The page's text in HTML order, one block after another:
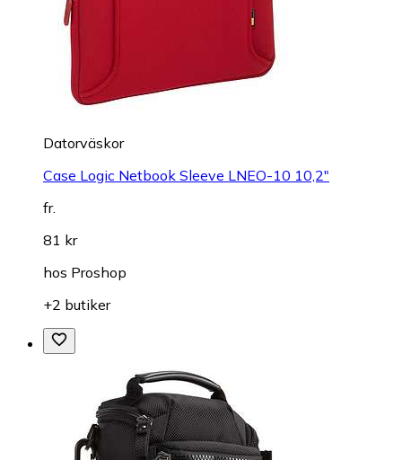
Datorväskor
Case Logic Netbook Sleeve LNEO-10 10,2"
fr.
81 kr
hos Proshop
+2 butiker